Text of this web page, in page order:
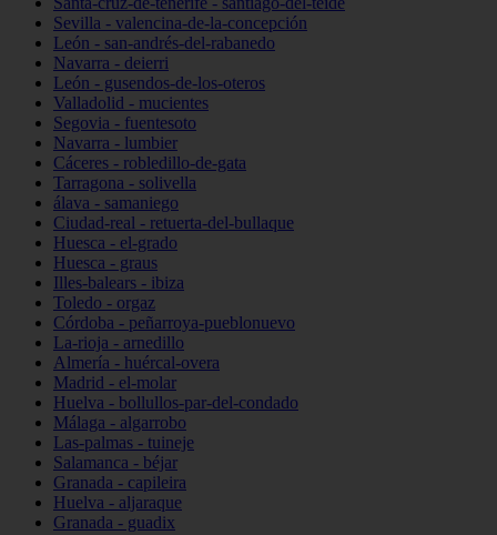
Sevilla - valencina-de-la-concepción
León - san-andrés-del-rabanedo
Navarra - deierri
León - gusendos-de-los-oteros
Valladolid - mucientes
Segovia - fuentesoto
Navarra - lumbier
Cáceres - robledillo-de-gata
Tarragona - solivella
álava - samaniego
Ciudad-real - retuerta-del-bullaque
Huesca - el-grado
Huesca - graus
Illes-balears - ibiza
Toledo - orgaz
Córdoba - peñarroya-pueblonuevo
La-rioja - arnedillo
Almería - huércal-overa
Madrid - el-molar
Huelva - bollullos-par-del-condado
Málaga - algarrobo
Las-palmas - tuineje
Salamanca - béjar
Granada - capileira
Huelva - aljaraque
Granada - guadix